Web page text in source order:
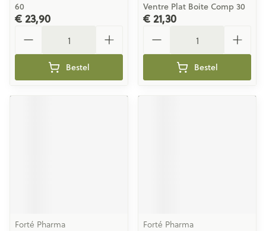
60
€ 23,90
Bestel
Ventre Plat Boite Comp 30
€ 21,30
Bestel
Forté Pharma Forté Pharma